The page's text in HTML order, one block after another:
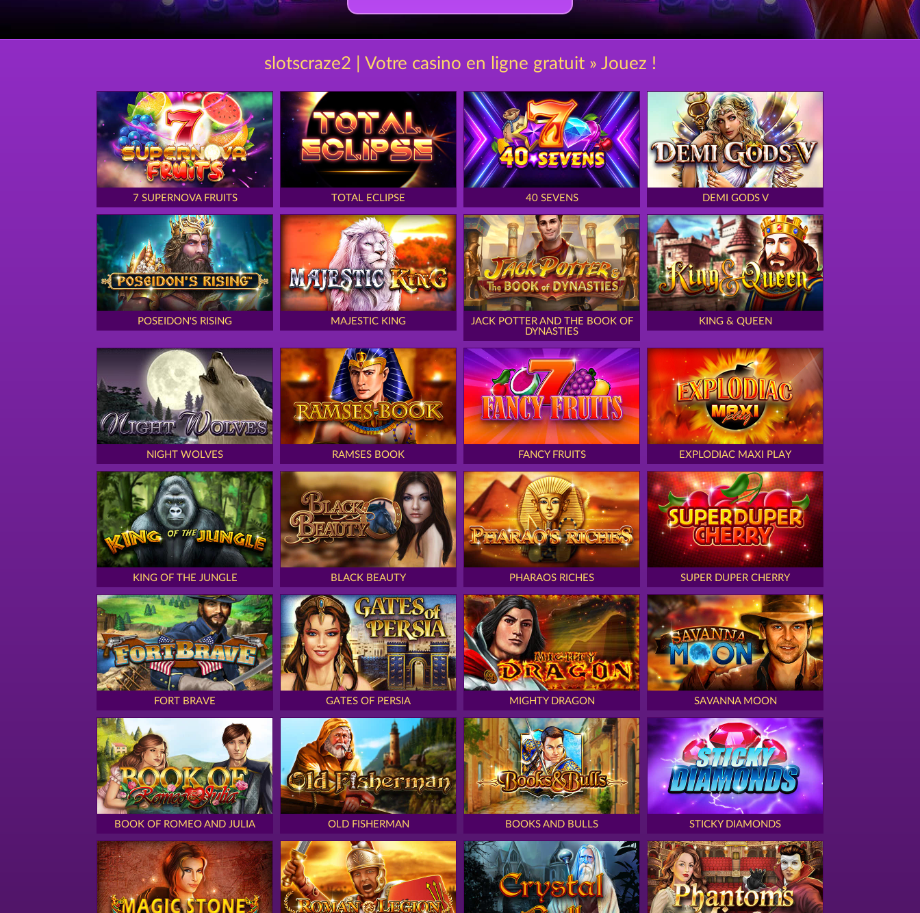
slotscraze2 | Votre casino en ligne gratuit » Jouez !
7 SUPERNOVA FRUITS TOTAL ECLIPSE 40 SEVENS DEMI GODS V
POSEIDON'S RISING MAJESTIC KING
JACK POTTER AND THE BOOK OF
DYNASTIES
KING & QUEEN
NIGHT WOLVES RAMSES BOOK FANCY FRUITS EXPLODIAC MAXI PLAY
KING OF THE JUNGLE BLACK BEAUTY PHARAOS RICHES SUPER DUPER CHERRY
FORT BRAVE GATES OF PERSIA MIGHTY DRAGON SAVANNA MOON
BOOK OF ROMEO AND JULIA OLD FISHERMAN BOOKS AND BULLS STICKY DIAMONDS